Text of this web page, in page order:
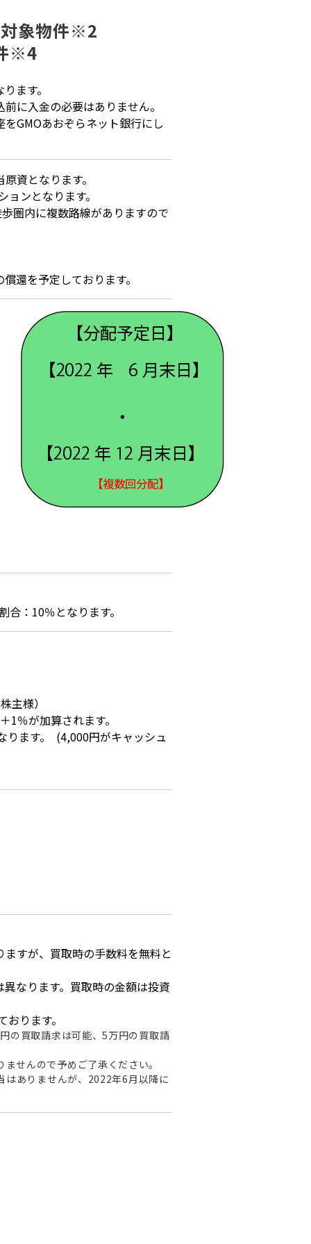
象物件※2
※4
ます。
に入金の必要はありません。
GMOあおぞらネット銀行にし
資となります。
ンとなります。
圏内に複数路線がありますので
還を予定しております。
：10％となります。
主様）
％が加算されます。
ります。 (4,000円がキャッシュ
すが、買取時の手数料を無料と
なります。買取時の金額は投資
ります。
の買取請求は可能、5万円の買取請
せんので予めご了承ください。
はありませんが、2022年6月以降に